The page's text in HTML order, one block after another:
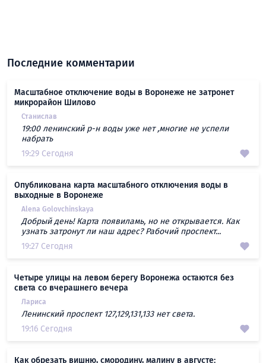
Последние комментарии
Масштабное отключение воды в Воронеже не затронет
микрорайон Шилово
Станислав
19:00 ленинский р-н воды уже нет ,многие не успели
набрать
19:29 Сегодня
Опубликована карта масштабного отключения воды в
выходные в Воронеже
Alena Golovchinskaya
Добрый день! Карта появиламь, но не открывается. Как
узнать затронут ли наш адрес? Рабочий проспект...
19:27 Сегодня
Четыре улицы на левом берегу Воронежа остаются без
света со вчерашнего вечера
Лариса
Ленинский проспект 127,129,131,133 нет света.
19:16 Сегодня
Как обрезать вишню, смородину, малину в августе: